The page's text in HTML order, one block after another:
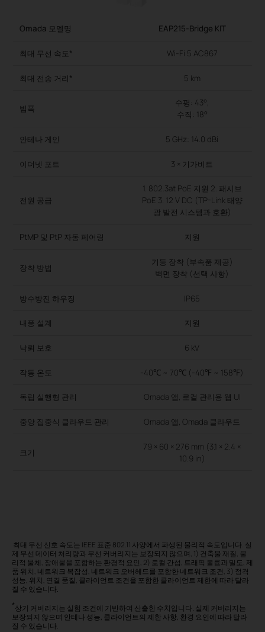
Omada 모델명 EAP215-Bridge KIT
최대 무선 속도* Wi-Fi 5 AC867
최대 전송 거리* 5 km
빔폭
수평: 43°,
수직: 18°
안테나 게인 5 GHz: 14.0 dBi
이더넷 포트 3 × 기가비트
전원 공급
1. 802.3at PoE 지원 2. 패시브
PoE 3. 12 V DC (TP-Link 태양
광 발전 시스템과 호환)
PtMP 및 PtP 자동 페어링 지원
장착 방법
기둥 장착 (부속품 제공)
벽면 장착 (선택 사항)
방수방진 하우징 IP65
내풍 설계 지원
낙뢰 보호 6 kV
작동 온도 -40℃ ~ 70℃ (-40℉ ~ 158℉)
독립 실행형 관리 Omada 앱, 로컬 관리용 웹 UI
중앙 집중식 클라우드 관리 Omada 앱, Omada 클라우드
크기
79 × 60 × 276 mm (3.1 × 2.4 ×
10.9 in)
최대 무선 신호 속도는 IEEE 표준 802.11 사양에서 파생된 물리적 속도입니다. 실
제 무선 데이터 처리량과 무선 커버리지는 보장되지 않으며, 1) 건축물 재질, 물
리적 물체, 장애물을 포함하는 환경적 요인, 2) 로컬 간섭, 트래픽 볼륨과 밀도, 제
품 위치, 네트워크 복잡성, 네트워크 오버헤드를 포함한 네트워크 조건, 3) 정격
성능, 위치, 연결 품질, 클라이언트 조건을 포함한 클라이언트 제한에 따라 달라
질 수 있습니다.
*상기 커버리지는 실험 조건에 기반하여 산출한 수치입니다. 실제 커버리지는
보장되지 않으며 안테나 성능, 클라이언트의 제한 사항, 환경 요인에 따라 달라
질 수 있습니다.